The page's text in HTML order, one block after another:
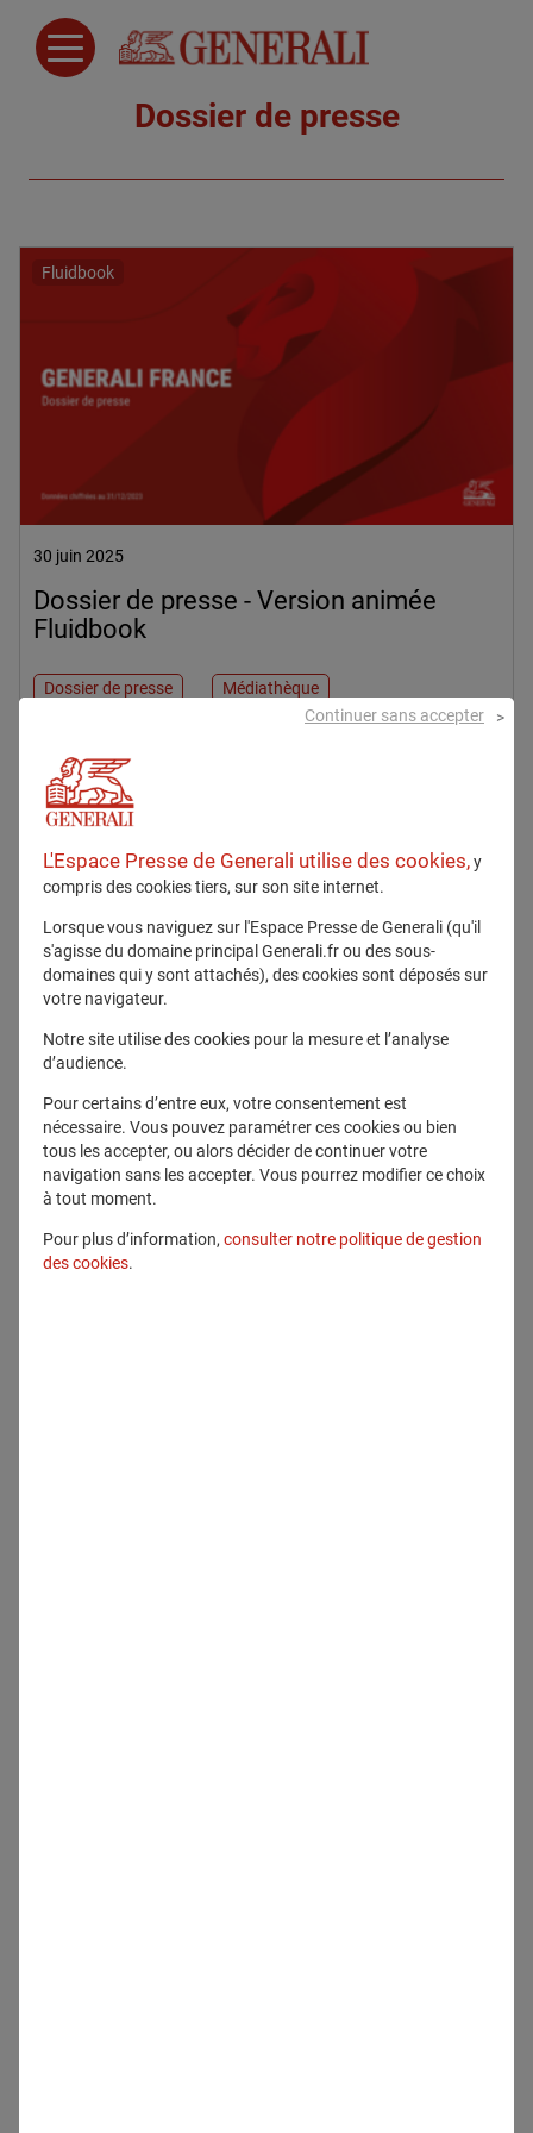
Dossier de presse
Fluidbook
30 juin 2025
Dossier de presse - Version animée
Fluidbook
Dossier de presse Médiathèque
Fluidbook
29 avril 2025
Dossier de presse Ballon Generali de
Paris - version animée Fluidbook
L'Espace Presse de Generali utilise des cookies,y
compris des cookies tiers, sur son site internet.
Lorsque vous naviguez sur l'Espace Presse de Generali (qu'il
s'agisse du domaine principal Generali.fr ou des sous-
domaines qui y sont attachés), des cookies sont déposés sur
votre navigateur.
Notre site utilise des cookies pour la mesure et l’analyse
d’audience.
Pour certains d’entre eux, votre consentement est
nécessaire. Vous pouvez paramétrer ces cookies ou bien
tous les accepter, ou alors décider de continuer votre
navigation sans les accepter. Vous pourrez modifier ce choix
à tout moment.
Pour plus d’information, consulter notre politique de gestion
des cookies.
Continuer sans accepter